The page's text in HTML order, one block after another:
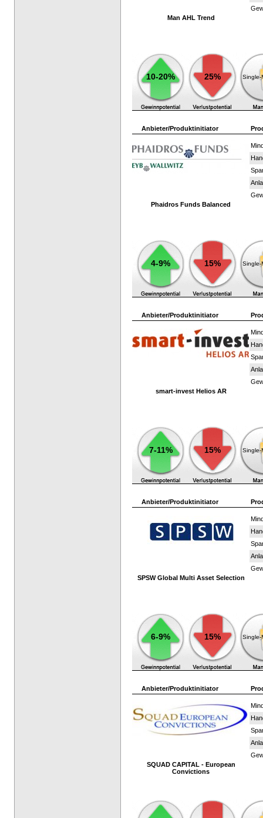
Man AHL Trend
10-20% 25% Single-
Anbieter/Produktinitiator
Phaidros Funds Balanced
4-9% 15% Single-
Anbieter/Produktinitiator
smart-invest Helios AR
7-11% 15% Single-
Anbieter/Produktinitiator
SPSW Global Multi Asset Selection
6-9% 15% Single-
Anbieter/Produktinitiator
SQUAD CAPITAL - European
Convictions